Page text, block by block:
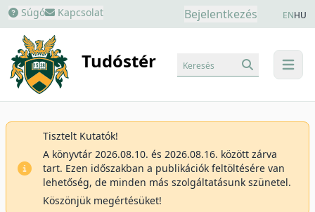
Súgó Kapcsolat Bejelentkezés ENHU
Tudóstér menu
Keresés
Tisztelt Kutatók!
A könyvtár 2026.08.10. és 2026.08.16. között zárva
tart. Ezen időszakban a publikációk feltöltésére van
lehetőség, de minden más szolgáltatásunk szünetel.
Köszönjük megértésüket!